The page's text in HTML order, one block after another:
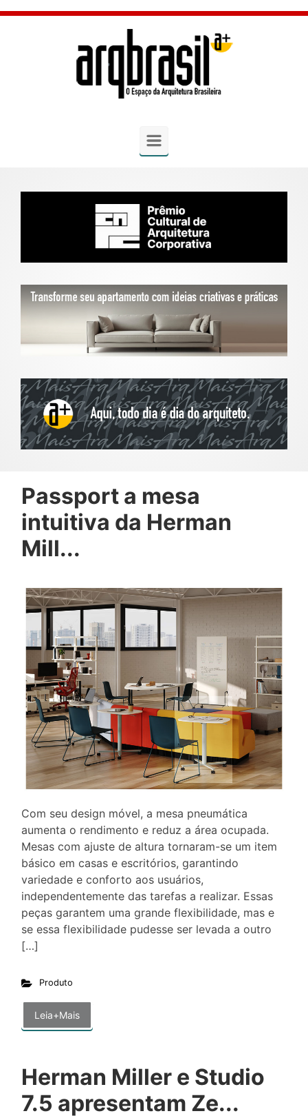
Skip to main content
Passport a mesa
intuitiva da Herman
Mill...
Com seu design móvel, a mesa pneumática
aumenta o rendimento e reduz a área ocupada.
Mesas com ajuste de altura tornaram-se um item
básico em casas e escritórios, garantindo
variedade e conforto aos usuários,
independentemente das tarefas a realizar. Essas
peças garantem uma grande flexibilidade, mas e
se essa flexibilidade pudesse ser levada a outro
[…]
Produto
Leia+Mais
Herman Miller e Studio
7.5 apresentam Ze...